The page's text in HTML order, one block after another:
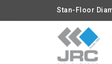
Stan-Floor